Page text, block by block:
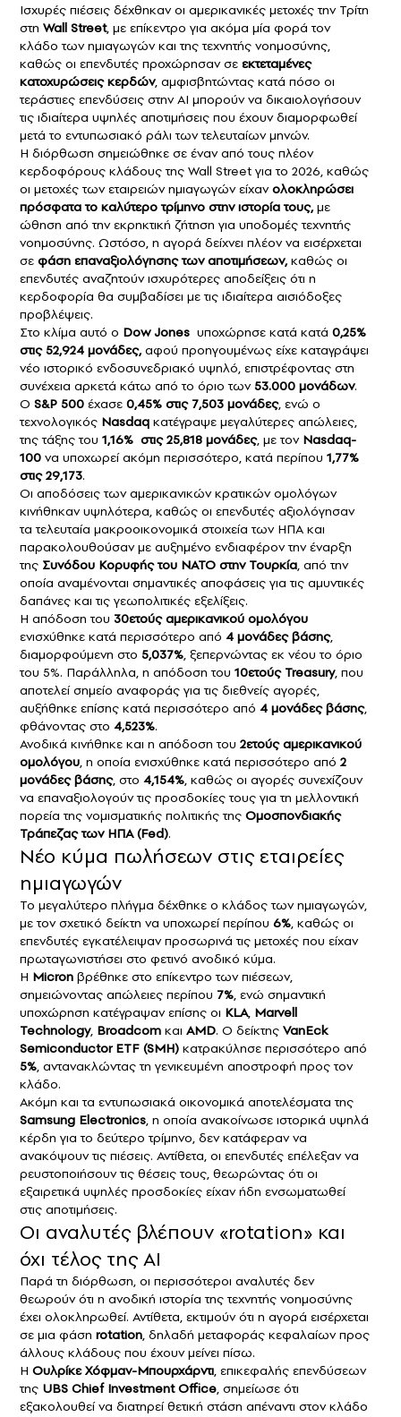
Ισχυρές πιέσεις δέχθηκαν οι αμερικανικές μετοχές την Τρίτη
στη Wall Street, με επίκεντρο για ακόμα μία φορά τον
κλάδο των ημιαγωγών και της τεχνητής νοημοσύνης,
καθώς οι επενδυτές προχώρησαν σε εκτεταμένες
κατοχυρώσεις κερδών, αμφισβητώντας κατά πόσο οι
τεράστιες επενδύσεις στην AI μπορούν να δικαιολογήσουν
τις ιδιαίτερα υψηλές αποτιμήσεις που έχουν διαμορφωθεί
μετά το εντυπωσιακό ράλι των τελευταίων μηνών.
Η διόρθωση σημειώθηκε σε έναν από τους πλέον
κερδοφόρους κλάδους της Wall Street για το 2026, καθώς
οι μετοχές των εταιρειών ημιαγωγών είχανολοκληρώσει
πρόσφατα το καλύτερο τρίμηνο στην ιστορία τους,με
ώθηση από την εκρηκτική ζήτηση για υποδομές τεχνητής
νοημοσύνης. Ωστόσο, η αγορά δείχνει πλέον να εισέρχεται
σε φάση επαναξιολόγησης των αποτιμήσεων,καθώς οι
επενδυτές αναζητούν ισχυρότερες αποδείξεις ότι η
κερδοφορία θα συμβαδίσει με τις ιδιαίτερα αισιόδοξες
προβλέψεις.
Στο κλίμα αυτό ο Dow Jones υποχώρησε κατά κατά 0,25%
στις 52,924 μονάδες,αφού προηγουμένως είχε καταγράψει
νέο ιστορικό ενδοσυνεδριακό υψηλό, επιστρέφοντας στη
συνέχεια αρκετά κάτω από το όριο των 53.000 μονάδων.
Ο S&P 500 έχασε 0,45% στις 7,503 μονάδες, ενώ ο
τεχνολογικός Nasdaq κατέγραψε μεγαλύτερες απώλειες,
της τάξης του 1,16% στις 25,818 μονάδες, με τον Nasdaq-
100 να υποχωρεί ακόμη περισσότερο, κατά περίπου 1,77%
στις 29,173.
Οι αποδόσεις των αμερικανικών κρατικών ομολόγων
κινήθηκαν υψηλότερα, καθώς οι επενδυτές αξιολόγησαν
τα τελευταία μακροοικονομικά στοιχεία των ΗΠΑ και
παρακολουθούσαν με αυξημένο ενδιαφέρον την έναρξη
της Συνόδου Κορυφής του ΝΑΤΟ στην Τουρκία, από την
οποία αναμένονται σημαντικές αποφάσεις για τις αμυντικές
δαπάνες και τις γεωπολιτικές εξελίξεις.
Η απόδοση του 30ετούς αμερικανικού ομολόγου
ενισχύθηκε κατά περισσότερο από 4 μονάδες βάσης,
διαμορφούμενη στο 5,037%, ξεπερνώντας εκ νέου το όριο
του 5%. Παράλληλα, η απόδοση του 10ετούς Treasury, που
αποτελεί σημείο αναφοράς για τις διεθνείς αγορές,
αυξήθηκε επίσης κατά περισσότερο από 4 μονάδες βάσης,
φθάνοντας στο 4,523%.
Ανοδικά κινήθηκε και η απόδοση του 2ετούς αμερικανικού
ομολόγου, η οποία ενισχύθηκε κατά περισσότερο από 2
μονάδες βάσης, στο 4,154%, καθώς οι αγορές συνεχίζουν
να επαναξιολογούν τις προσδοκίες τους για τη μελλοντική
πορεία της νομισματικής πολιτικής της Ομοσπονδιακής
Τράπεζας των ΗΠΑ (Fed).
Νέο κύμα πωλήσεων στις εταιρείες
ημιαγωγών
Το μεγαλύτερο πλήγμα δέχθηκε ο κλάδος των ημιαγωγών,
με τον σχετικό δείκτη να υποχωρεί περίπου 6%, καθώς οι
επενδυτές εγκατέλειψαν προσωρινά τις μετοχές που είχαν
πρωταγωνιστήσει στο φετινό ανοδικό κύμα.
Η Micron βρέθηκε στο επίκεντρο των πιέσεων,
σημειώνοντας απώλειες περίπου 7%, ενώ σημαντική
υποχώρηση κατέγραψαν επίσης οι KLA, Marvell
Technology, Broadcom και AMD. Ο δείκτης VanEck
Semiconductor ETF (SMH) κατρακύλησε περισσότερο από
5%, αντανακλώντας τη γενικευμένη αποστροφή προς τον
κλάδο.
Ακόμη και τα εντυπωσιακά οικονομικά αποτελέσματα της
Samsung Electronics, η οποία ανακοίνωσε ιστορικά υψηλά
κέρδη για το δεύτερο τρίμηνο, δεν κατάφεραν να
ανακόψουν τις πιέσεις. Αντίθετα, οι επενδυτές επέλεξαν να
ρευστοποιήσουν τις θέσεις τους, θεωρώντας ότι οι
εξαιρετικά υψηλές προσδοκίες είχαν ήδη ενσωματωθεί
στις αποτιμήσεις.
Οι αναλυτές βλέπουν «rotation» και
όχι τέλος της AI
Παρά τη διόρθωση, οι περισσότεροι αναλυτές δεν
θεωρούν ότι η ανοδική ιστορία της τεχνητής νοημοσύνης
έχει ολοκληρωθεί. Αντίθετα, εκτιμούν ότι η αγορά εισέρχεται
σε μια φάση rotation, δηλαδή μεταφοράς κεφαλαίων προς
άλλους κλάδους που έχουν μείνει πίσω.
Η Ουλρίκε Χόφμαν-Μπουρχάρντι, επικεφαλής επενδύσεων
της UBS Chief Investment Office, σημείωσε ότι
εξακολουθεί να διατηρεί θετική στάση απέναντι στον κλάδο